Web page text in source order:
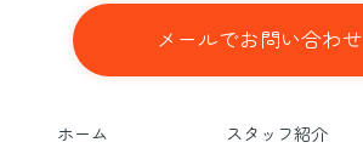
メールでお問い合わせ
ホーム スタッフ紹介